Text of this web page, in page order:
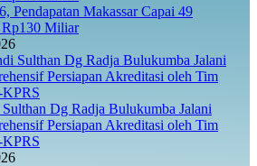
Pendapatan Makassar Capai 49
Rp130 Miliar
Dg Radja Bulukumba Jalani
Persiapan Akreditasi oleh Tim